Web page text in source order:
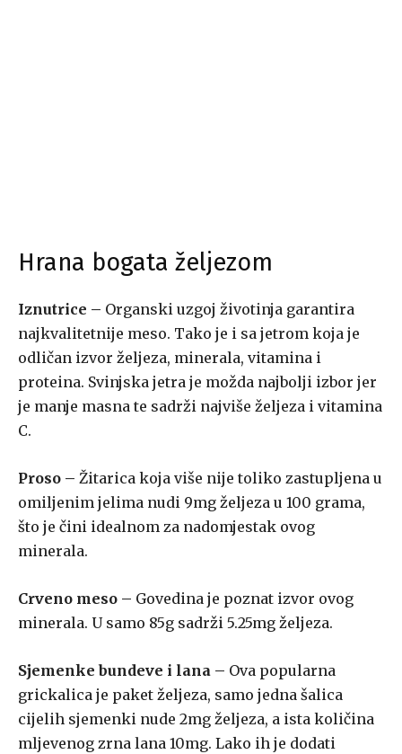
Hrana bogata željezom
Iznutrice – Organski uzgoj životinja garantira
najkvalitetnije meso. Tako je i sa jetrom koja je
odličan izvor željeza, minerala, vitamina i
proteina. Svinjska jetra je možda najbolji izbor jer
je manje masna te sadrži najviše željeza i vitamina
C.
Proso – Žitarica koja više nije toliko zastupljena u
omiljenim jelima nudi 9mg željeza u 100 grama,
što je čini idealnom za nadomjestak ovog
minerala.
Crveno meso – Govedina je poznat izvor ovog
minerala. U samo 85g sadrži 5.25mg željeza.
Sjemenke bundeve i lana – Ova popularna
grickalica je paket željeza, samo jedna šalica
cijelih sjemenki nude 2mg željeza, a ista količina
mljevenog zrna lana 10mg. Lako ih je dodati